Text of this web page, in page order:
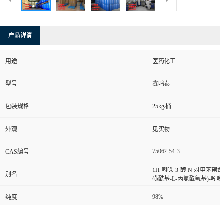
产品详请
用途 医药化工
型号 鑫鸣泰
包装规格 25kg/桶
外观 见实物
CAS编号 75062-54-3
别名
1H-吲哚-3-醇 N-对甲苯
磺酰基-L-丙氨酰氧基)-吲
纯度 98%